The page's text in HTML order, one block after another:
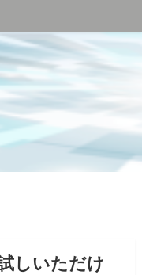
しいただけ